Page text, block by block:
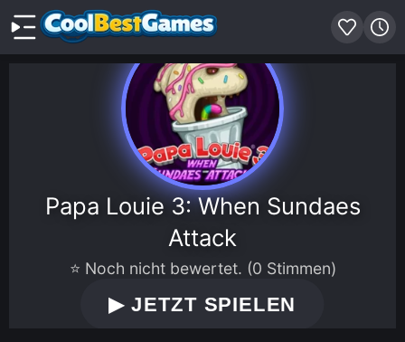
Papa Louie 3: When Sundaes
Attack
⭐ Noch nicht bewertet. (0 Stimmen)
▶JETZT SPIELEN